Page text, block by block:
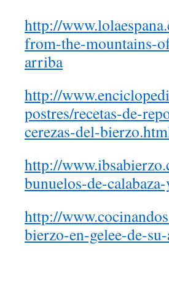
http://
from-the-mountains-
arriba
http://
postres/recetas-de-
cerezas-del-
http://
bunuelos-de-
http://
bierzo-en-gelee-de-